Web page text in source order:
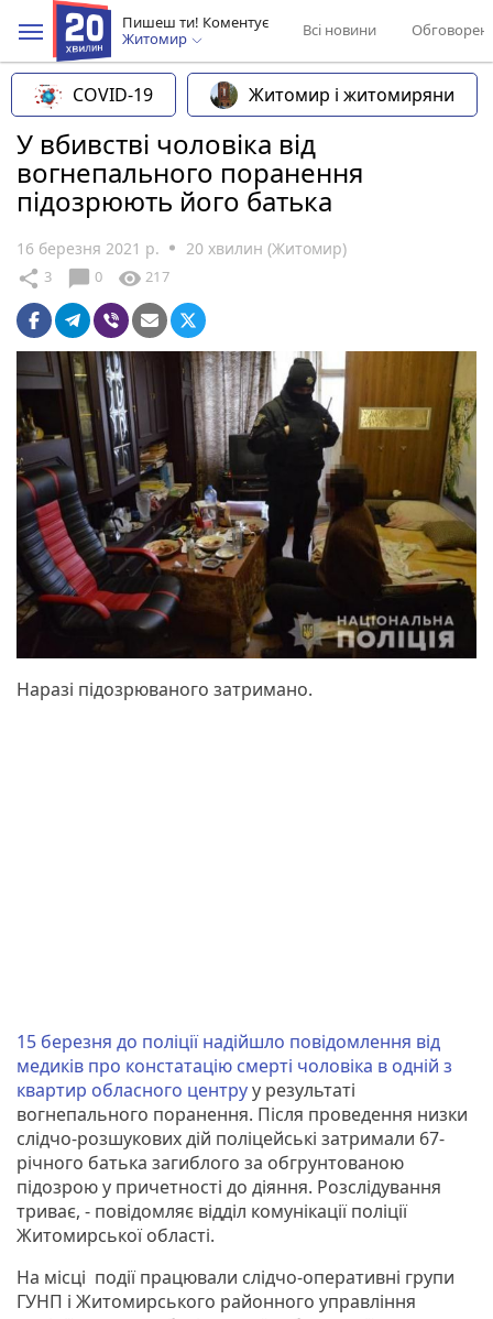
Пишеш ти! Коментує
Житомир
Всі новини
COVID-19 Житомир і житомиряни
У вбивстві чоловіка від
вогнепального поранення
підозрюють його батька
16 березня 2021 р. 20 хвилин (Житомир)
share 3 chat_bubble 0 visibility 217
Наразі підозрюваного затримано.
15 березня до поліції надійшло повідомлення від
медиків про констатацію смерті чоловіка в одній з
квартир обласного центруу результаті
вогнепального поранення. Після проведення низки
слідчо-розшукових дій поліцейські затримали 67-
річного батька загиблого за обгрунтованою
підозрою у причетності до діяння. Розслідування
триває, - повідомляє відділ комунікації поліції
Житомирської області.
На місці події працювали слідчо-оперативні групи
ГУНП і Житомирського районного управління